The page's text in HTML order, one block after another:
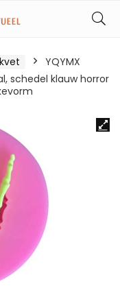
YQYMX
schedel klauw horror